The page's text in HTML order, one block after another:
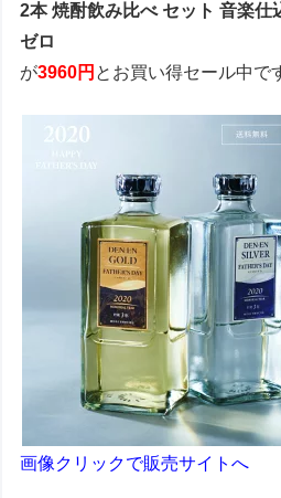
2本 焼酎飲み比べ セット 音楽仕
ゼロ
が3960円 とお買い得セール中で
画像クリックで販売サイトへ